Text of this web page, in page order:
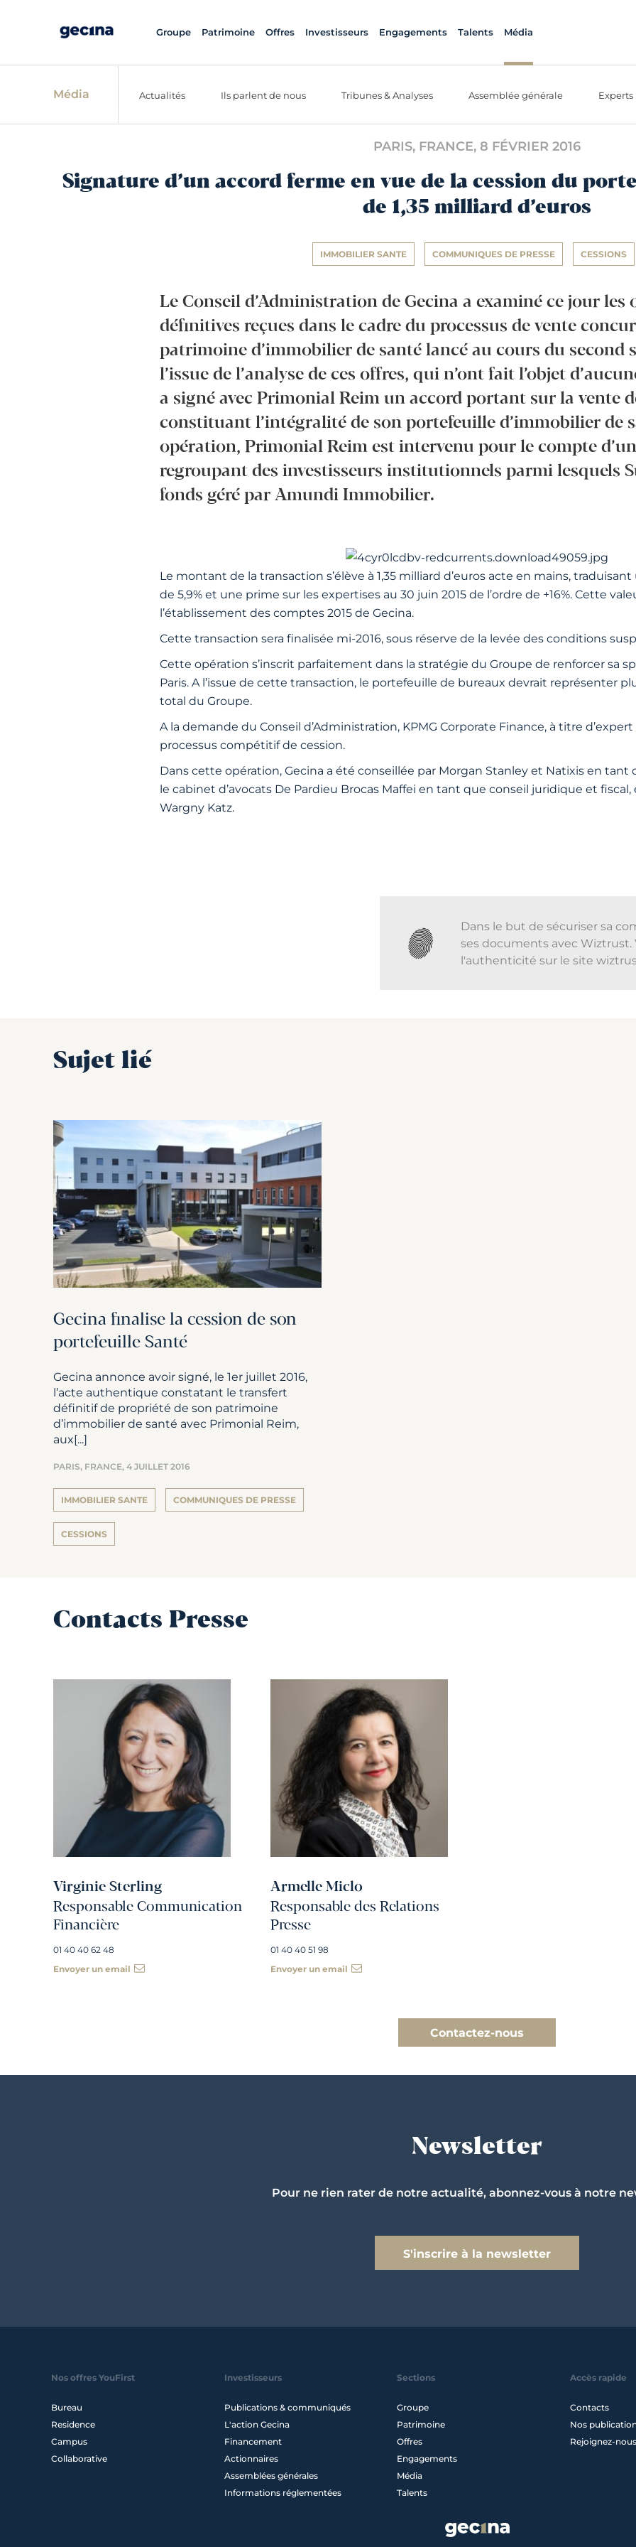
Groupe Patrimoine Offres Investisseurs Engagements Talents Média
Média Actualités Ils parlent de nous Tribunes & Analyses Assemblée générale Experts
PARIS, FRANCE, 8 FÉVRIER 2016
Signature d’un accord ferme en vue de la cession du
de 1,35 milliard d’euros
IMMOBILIER SANTE COMMUNIQUES DE PRESSE CESSIONS
Le Conseil d’Administration de Gecina a examiné ce jour les
définitives reçues dans le cadre du processus de vente
patrimoine d’immobilier de santé lancé au cours du second
l’issue de l’analyse de ces offres, qui n’ont fait l’objet
a signé avec Primonial Reim un accord portant sur la vente
constituant l’intégralité de son portefeuille d’immobilier de
opération, Primonial Reim est intervenu pour le compte d’un
regroupant des investisseurs institutionnels parmi lesquels
fonds géré par Amundi Immobilier.
Le montant de la transaction s’élève à 1,35 milliard d’euros acte en mains,
de 5,9% et une prime sur les expertises au 30 juin 2015 de l’ordre de +16%. Cette
l’établissement des comptes 2015 de Gecina.
Cette transaction sera finalisée mi-2016, sous réserve de la levée des conditions
Cette opération s’inscrit parfaitement dans la stratégie du Groupe de renforcer sa
Paris. A l’issue de cette transaction, le portefeuille de bureaux devrait représenter
total du Groupe.
A la demande du Conseil d’Administration, KPMG Corporate Finance, à titre
processus compétitif de cession.
Dans cette opération, Gecina a été conseillée par Morgan Stanley et Natixis en tant
le cabinet d’avocats De Pardieu Brocas Maffei en tant que conseil juridique et fiscal,
Wargny Katz.
Dans le but de sécuriser sa
ses documents avec Wiztrust.
l'authenticité sur le site
Sujet lié
Gecina finalise la cession de son
portefeuille Santé
Gecina annonce avoir signé, le 1er juillet 2016,
l’acte authentique constatant le transfert
définitif de propriété de son patrimoine
d’immobilier de santé avec Primonial Reim,
aux[...]
PARIS, FRANCE, 4 JUILLET 2016
IMMOBILIER SANTE COMMUNIQUES DE PRESSE
CESSIONS
Contacts Presse
Virginie Sterling
Responsable Communication
Financière
01 40 40 62 48
Envoyer un email
Armelle Miclo
Responsable des Relations
Presse
01 40 40 51 98
Envoyer un email
Contactez-nous
Newsletter
Pour ne rien rater de notre actualité, abonnez-vous à notre
S'inscrire à la newsletter
Nos offres YouFirst
Bureau
Residence
Campus
Collaborative
Investisseurs
Publications & communiqués
L'action Gecina
Financement
Actionnaires
Assemblées générales
Informations réglementées
Sections
Groupe
Patrimoine
Offres
Engagements
Média
Talents
Accès rapide
Contacts
Nos
Rejoignez-nous